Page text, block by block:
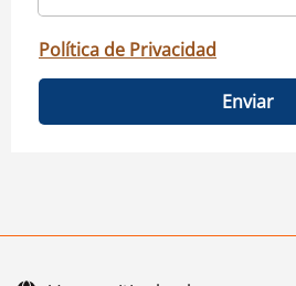
Política de Privacidad
Enviar